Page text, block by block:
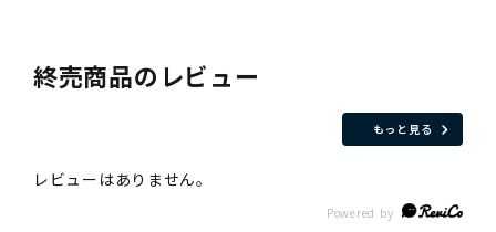
終売商品のレビュー
もっと見る